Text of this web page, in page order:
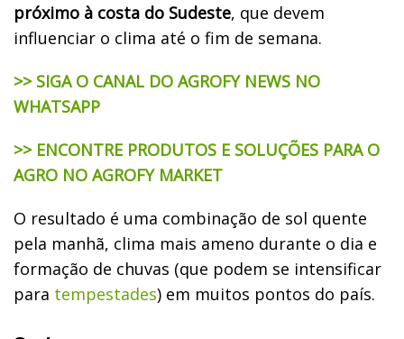
próximo à costa do Sudeste, que devem
influenciar o clima até o fim de semana.
>> SIGA O CANAL DO AGROFY NEWS NO
WHATSAPP
>> ENCONTRE PRODUTOS E SOLUÇÕES PARA O
AGRO NO AGROFY MARKET
O resultado é uma combinação de sol quente
pela manhã, clima mais ameno durante o dia e
formação de chuvas (que podem se intensificar
para tempestades) em muitos pontos do país.